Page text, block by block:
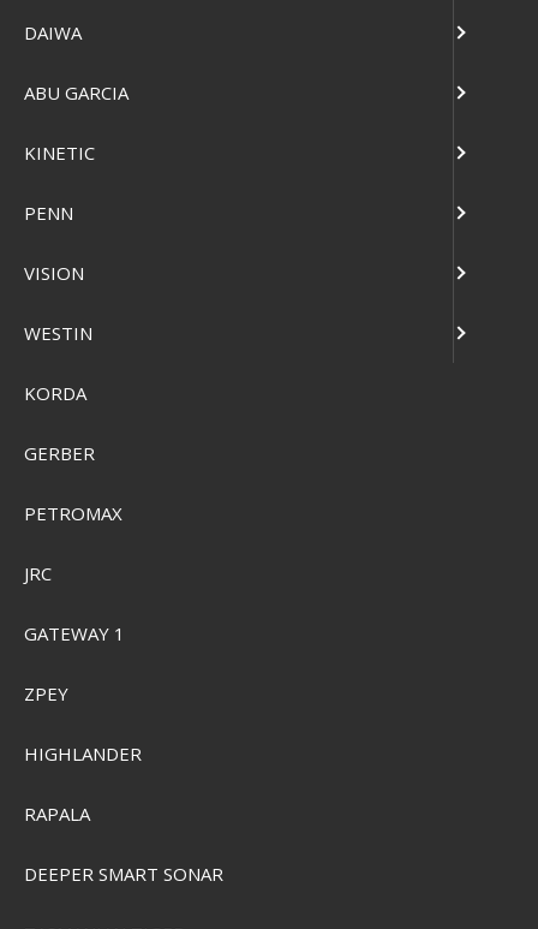
DAIWA
ABU GARCIA
KINETIC
PENN
VISION
WESTIN
KORDA
GERBER
PETROMAX
JRC
GATEWAY 1
ZPEY
HIGHLANDER
RAPALA
DEEPER SMART SONAR